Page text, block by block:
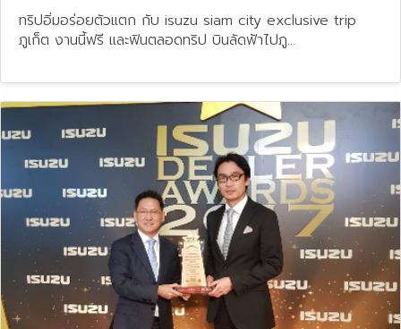
ทริปอิ่มอร่อยตัวแตก กับ isuzu siam city exclusive trip
ภูเก็ต งานนี้ฟรี และฟินตลอดทริป บินลัดฟ้าไปภู...